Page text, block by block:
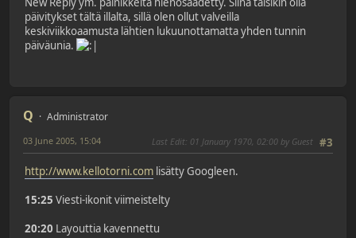
päivitykset tältä illalta, sillä olen ollut valveilla
keskiviikkoaamusta lähtien lukuunottamatta yhden tunnin
päiväunia.
Q Administrator
#3
03 June 2005, 15:04 Last Edit: 01 January 1970, 02:00 by Guest
http://www.kellotorni.com lisätty Googleen.
15:25 Viesti-ikonit viimeistelty
20:20 Layouttia kavennettu